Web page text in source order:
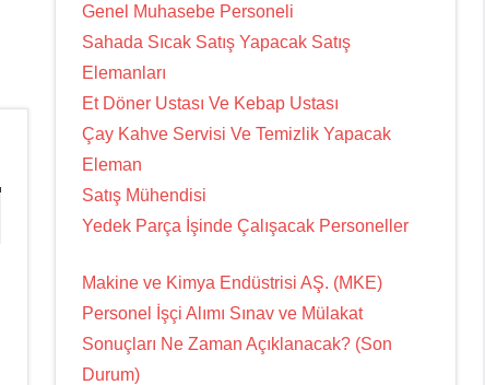
Genel Muhasebe Personeli
Sahada Sıcak Satış Yapacak Satış
Elemanları
Et Döner Ustası Ve Kebap Ustası
Çay Kahve Servisi Ve Temizlik Yapacak
Eleman
Satış Mühendisi
Yedek Parça İşinde Çalışacak Personeller
Makine ve Kimya Endüstrisi AŞ. (MKE)
Personel İşçi Alımı Sınav ve Mülakat
Sonuçları Ne Zaman Açıklanacak? (Son
Durum)